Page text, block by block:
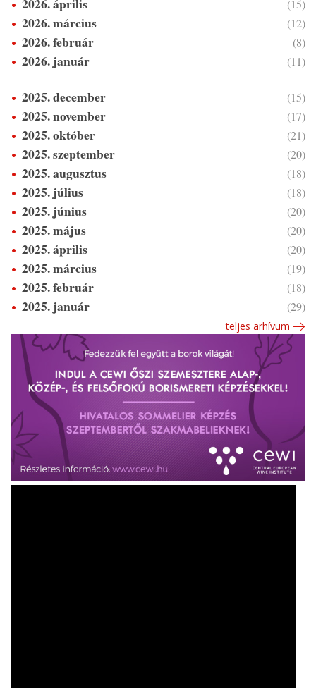
2026. április (15)
2026. március (12)
2026. február (8)
2026. január (11)
2025. december (15)
2025. november (17)
2025. október (21)
2025. szeptember (20)
2025. augusztus (18)
2025. július (18)
2025. június (20)
2025. május (20)
2025. április (20)
2025. március (19)
2025. február (18)
2025. január (29)
teljes arhívum